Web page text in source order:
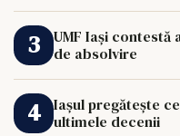
UMF Iași
de absolvire
Iașul pregătește
ultimele decenii